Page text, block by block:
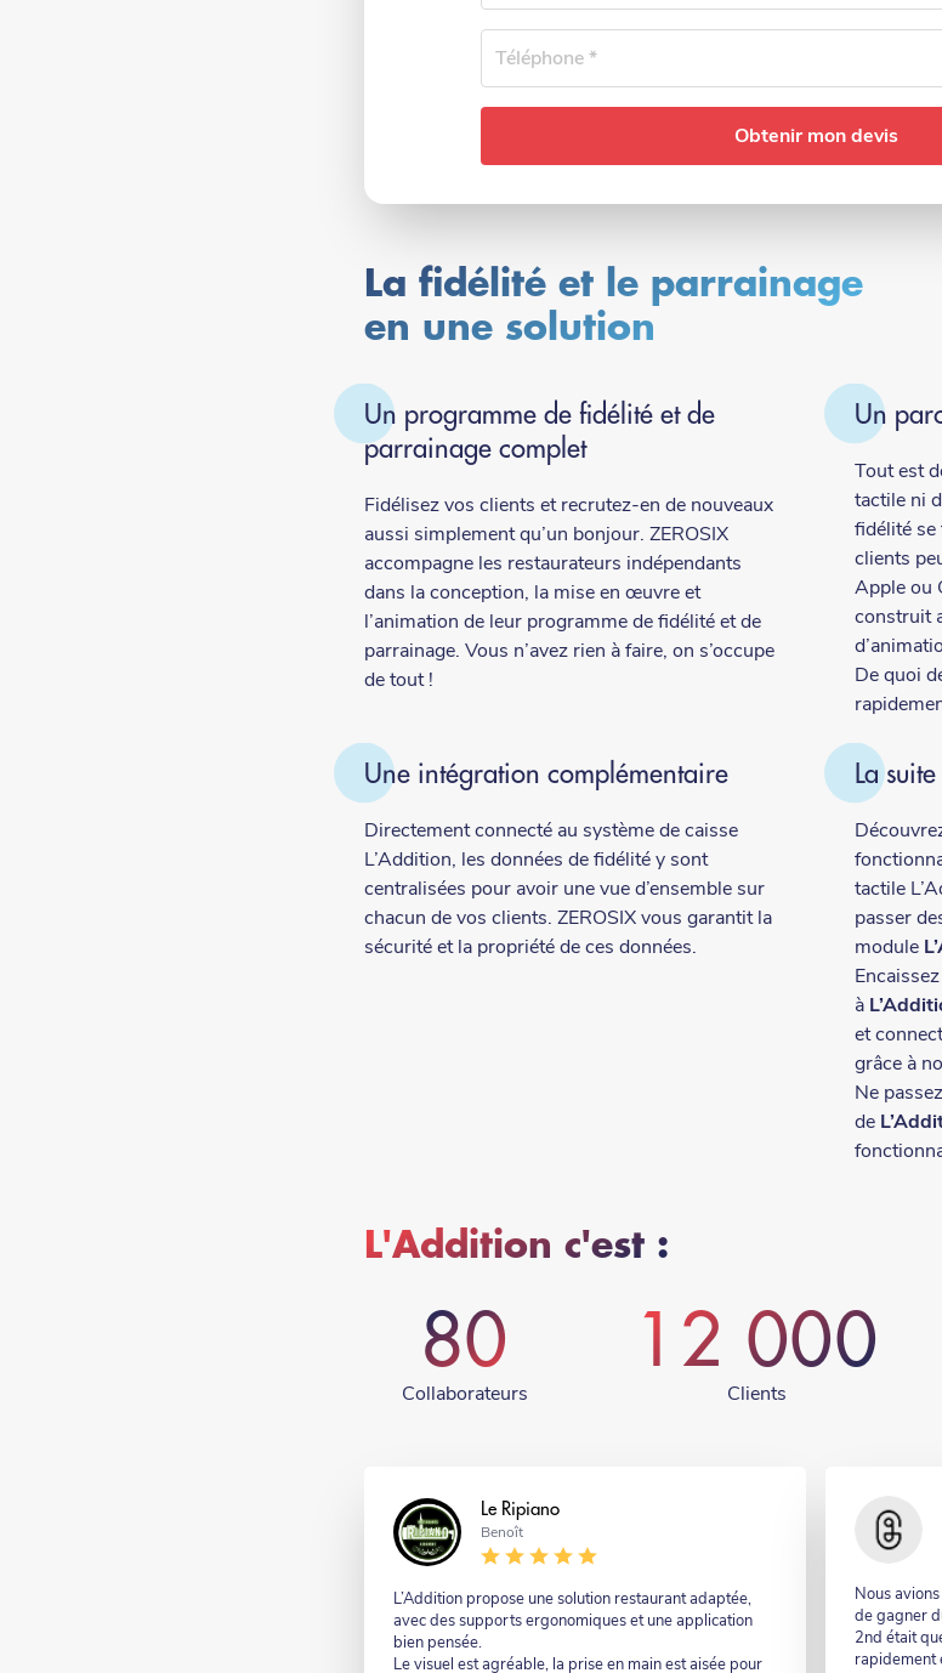
Téléphone
La fidélité et le parrainage
en une solution
Un programme de fidélité et de
parrainage complet
Fidélisez vos clients et recrutez-en de nouveaux
aussi simplement qu’un bonjour. ZEROSIX
accompagne les restaurateurs indépendants
dans la conception, la mise en œuvre et
l’animation de leur programme de fidélité et de
parrainage. Vous n’avez rien à faire, on s’occupe
de tout !
Un
Tout est
tactile ni
fidélité se
clients
Apple ou
construit
De quoi
Une intégration complémentaire
Directement connecté au système de caisse
L’Addition, les données de fidélité y sont
centralisées pour avoir une vue d’ensemble sur
chacun de vos clients. ZEROSIX vous garantit la
sécurité et la propriété de ces données.
La
tactile
passer
module
à
et
grâce à
Ne
de
L'Addition c'est :
80
Collaborateurs
12 000
Clients
Nom
Le Ripiano
Nom
suffixe
Benoît
Commentaire
L’Addition propose une solution restaurant adaptée,
avec des supports ergonomiques et une application
bien pensée.
Le visuel est agréable, la prise en main est aisée pour
Nous
de gagner
2nd était
rapidement